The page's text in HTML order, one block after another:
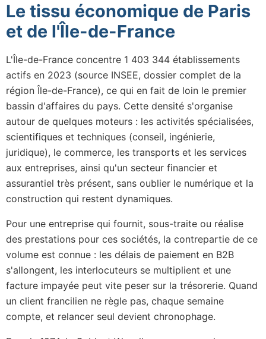
Le tissu économique de Paris
et de l'Île-de-France
L'Île-de-France concentre 1 403 344 établissements
actifs en 2023 (source INSEE, dossier complet de la
région Île-de-France), ce qui en fait de loin le premier
bassin d'affaires du pays. Cette densité s'organise
autour de quelques moteurs : les activités spécialisées,
scientifiques et techniques (conseil, ingénierie,
juridique), le commerce, les transports et les services
aux entreprises, ainsi qu'un secteur financier et
assurantiel très présent, sans oublier le numérique et la
construction qui restent dynamiques.
Pour une entreprise qui fournit, sous-traite ou réalise
des prestations pour ces sociétés, la contrepartie de ce
volume est connue : les délais de paiement en B2B
s'allongent, les interlocuteurs se multiplient et une
facture impayée peut vite peser sur la trésorerie. Quand
un client francilien ne règle pas, chaque semaine
compte, et relancer seul devient chronophage.